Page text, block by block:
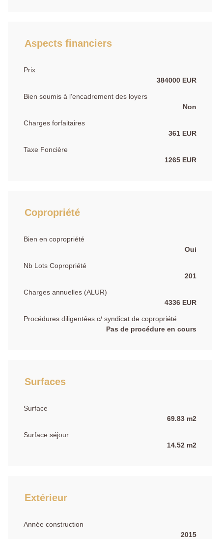
Aspects financiers
Prix
384000 EUR
Bien soumis à l'encadrement des loyers
Non
Charges forfaitaires
361 EUR
Taxe Foncière
1265 EUR
Copropriété
Bien en copropriété
Oui
Nb Lots Copropriété
201
Charges annuelles (ALUR)
4336 EUR
Procédures diligentées c/ syndicat de copropriété
Pas de procédure en cours
Surfaces
Surface
69.83 m2
Surface séjour
14.52 m2
Extérieur
Année construction
2015